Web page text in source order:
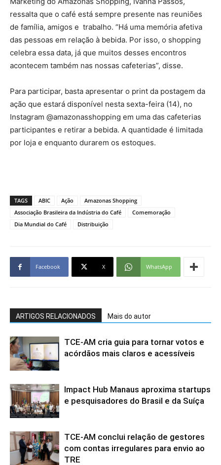
ressalta que o café está sempre presente nas reuniões
de família, amigos e trabalho. “Há uma memória afetiva
das pessoas em relação à bebida. Por isso, o shopping
celebra essa data, já que muitos desses encontros
acontecem também nas nossas cafeterias”, disse.
Para participar, basta apresentar o print da postagem da
ação que estará disponível nesta sexta-feira (14), no
Instagram @amazonasshopping em uma das cafeterias
participantes e retirar a bebida. A quantidade é limitada
por loja e enquanto durarem os estoques.
TAGS ABIC Ação
Amazonas Shopping
Associação Brasileira da Indústria do Café
Comemoração
Dia Mundial do Café
Distribuição
Facebook X WhatsApp
ARTIGOS RELACIONADOS Mais do autor
TCE-AM cria guia para tornar votos e
acórdãos mais claros e acessíveis
Impact Hub Manaus aproxima startups
e pesquisadores do Brasil e da Suíça
TCE-AM conclui relação de gestores
com contas irregulares para envio ao
TRE